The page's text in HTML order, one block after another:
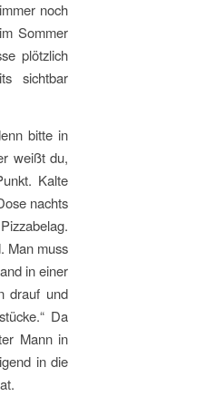
noch
Sommer
plötzlich
sichtbar
bitte in
weißt du,
Kalte
nachts
Man muss
in einer
drauf und
Da
Mann in
in die